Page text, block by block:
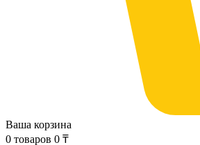
Ваша корзина
0 товаров 0 ₸